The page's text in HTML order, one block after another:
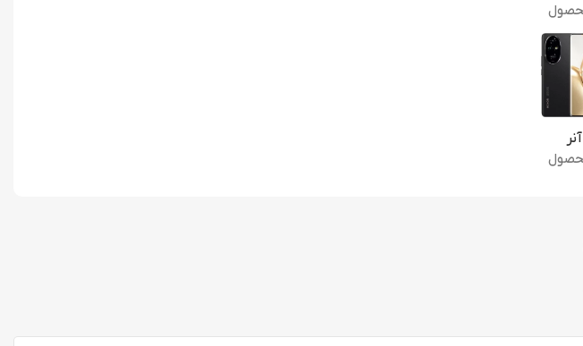
آنر